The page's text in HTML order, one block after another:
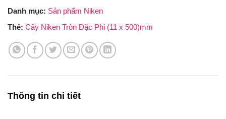
Danh mục: Sản phẩm Niken
Thẻ: Cây Niken Tròn Đặc Phi (11 x 500)mm
Thông tin chi tiết